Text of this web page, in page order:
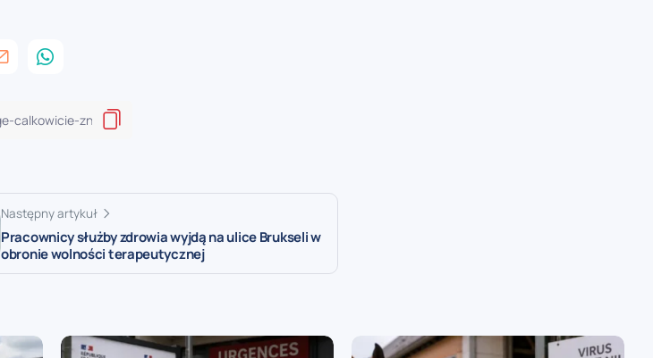
Następny artykuł
Pracownicy służby zdrowia wyjdą na ulice Brukseli w
obronie wolności terapeutycznej